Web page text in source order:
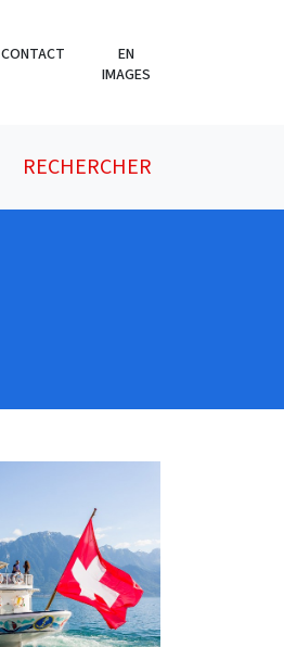
CONTACT
EN
IMAGES
RECHERCHER